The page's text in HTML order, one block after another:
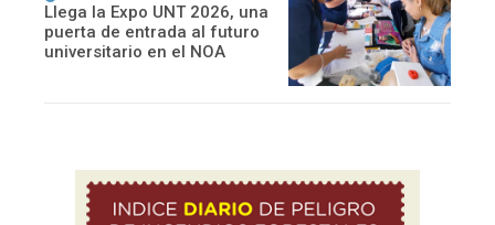
Llega la Expo UNT 2026, una
puerta de entrada al futuro
universitario en el NOA